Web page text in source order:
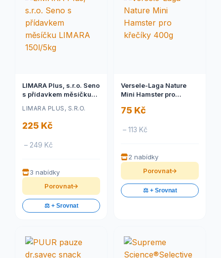
LIMARA Plus, s.r.o. Seno
s přídavkem měsíčku
LIMARA PLUS, S.R.O.
225 Kč
– 249 Kč
3 nabídky
Porovnat
⚖️ + Srovnat
Versele-Laga Nature
Mini Hamster pro
75 Kč
– 113 Kč
2 nabídky
Porovnat
⚖️ + Srovnat